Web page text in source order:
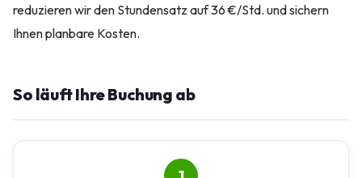
reduzieren wir den Stundensatz auf 36 €/Std. und sichern
Ihnen planbare Kosten.
So läuft Ihre Buchung ab